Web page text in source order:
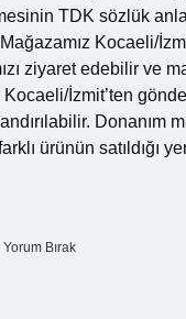
TDK sözlük
Kocaeli/
ziyaret edebilir ve
İzmit’ten
ürünün satıldığı
Yorum Bırak